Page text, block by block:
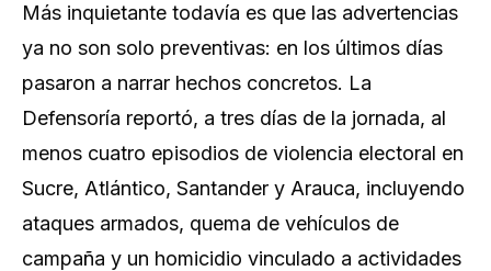
Más inquietante todavía es que las advertencias
ya no son solo preventivas: en los últimos días
pasaron a narrar hechos concretos. La
Defensoría reportó, a tres días de la jornada, al
menos cuatro episodios de violencia electoral en
Sucre, Atlántico, Santander y Arauca, incluyendo
ataques armados, quema de vehículos de
campaña y un homicidio vinculado a actividades